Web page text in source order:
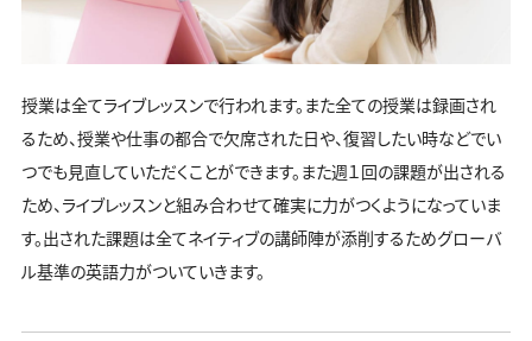
授業は全てライブレッスンで行われます。また全ての授業は録画され
るため、授業や仕事の都合で欠席された日や、復習したい時などでい
つでも見直していただくことができます。また週１回の課題が出される
ため、ライブレッスンと組み合わせて確実に力がつくようになっていま
す。出された課題は全てネイティブの講師陣が添削するためグローバ
ル基準の英語力がついていきます。